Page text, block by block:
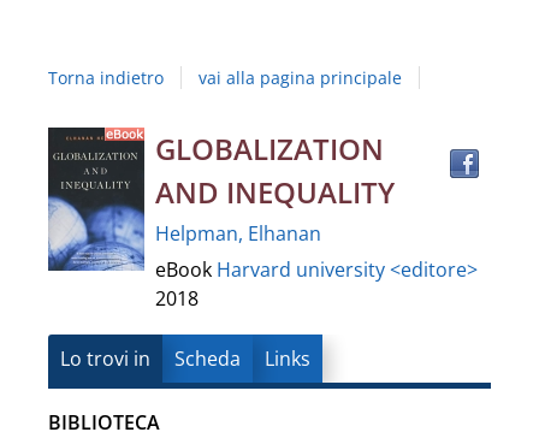
Campania
"Luigi
Vanvitelli"
Torna indietro vai alla pagina principale
Dettaglio
del
documento
GLOBALIZATION
AND INEQUALITY
Helpman, Elhanan
eBook Harvard university <editore>
2018
Lo trovi in Scheda Links
BIBLIOTECA